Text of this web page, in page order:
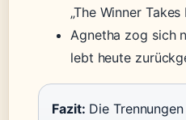
„The Winner
Agnetha zog sich
lebt heute
Fazit: Die